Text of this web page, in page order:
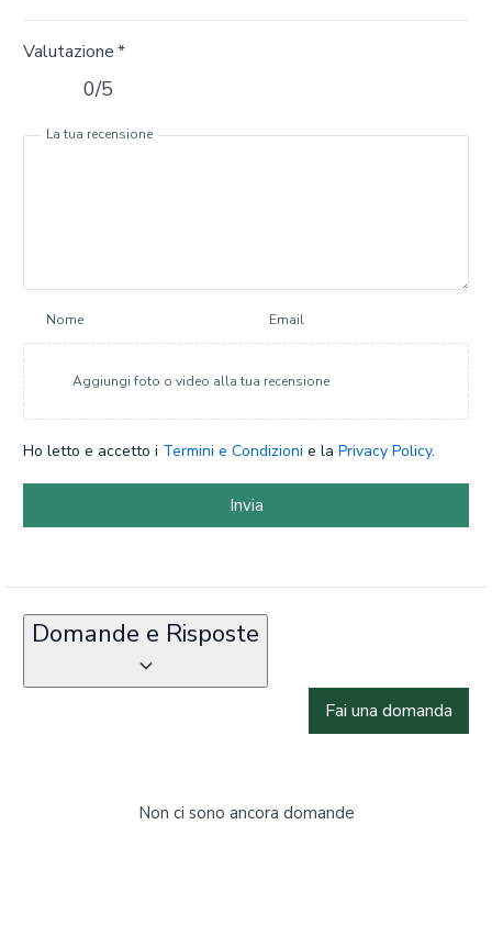
Valutazione*
0/5
La tua recensione
Nome Email
Aggiungi foto o video alla tua recensione
Ho letto e accetto i Termini e Condizioni e la Privacy Policy.
Invia
Domande e Risposte
Fai una domanda
Non ci sono ancora domande